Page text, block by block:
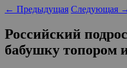
← Предыдущая Следующая
Российский
бабушку топором